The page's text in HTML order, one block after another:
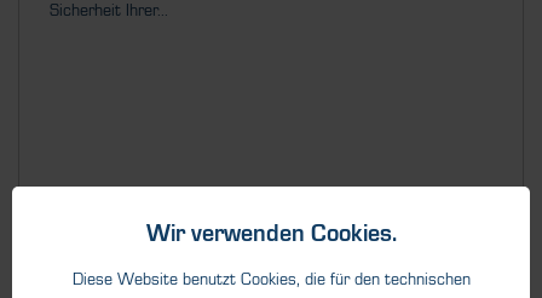
Sicherheit Ihrer...
Wir verwenden Cookies.
Diese Website benutzt Cookies, die für den technischen